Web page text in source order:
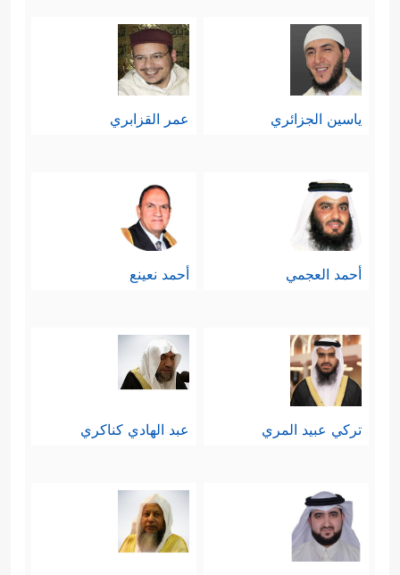
ياسين الجزائري عمر القزابري
أحمد العجمي أحمد نعينع
تركي عبيد المري عبد الهادي كناكري